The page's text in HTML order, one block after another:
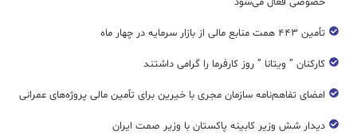
تأمین ۴۴۳ همت منابع مالی از بازار سرمایه در چهار ماه
کارکنان ” ویتانا ” روز کارفرما را گرامی داشتند
امضای تفاهم‌نامه سازمان مجری با خیرین برای تأمین مالی پروژه‌های عمرانی
دیدار شش وزیر کابینه پاکستان با وزير صمت ایران